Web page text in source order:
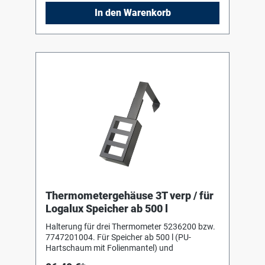
In den Warenkorb
Thermometergehäuse 3T verp / für
Logalux Speicher ab 500 l
Halterung für drei Thermometer 5236200 bzw.
7747201004. Für Speicher ab 500 l (PU-
Hartschaum mit Folienmantel) und